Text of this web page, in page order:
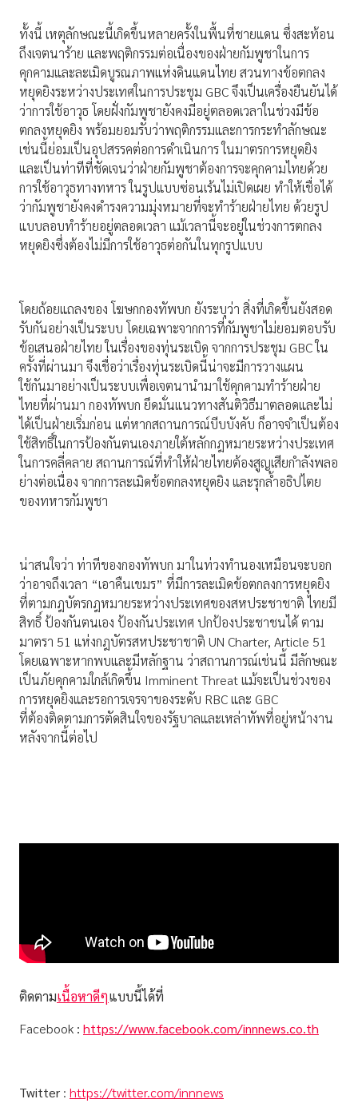
ทั้งนี้ เหตุลักษณะนี้เกิดขึ้นหลายครั้งในพื้นที่ชายแดน ซึ่งสะท้อน
ถึงเจตนาร้าย และพฤติกรรมต่อเนื่องของฝ่ายกัมพูชาในการ
คุกคามและละเมิดบูรณภาพแห่งดินแดนไทย สวนทางข้อตกลง
หยุดยิงระหว่างประเทศในการประชุม GBC จึงเป็นเครื่องยืนยันได้
ว่าการใช้อาวุธ โดยฝั่งกัมพูชายังคงมีอยู่ตลอดเวลาในช่วงมีข้อ
ตกลงหยุดยิง พร้อมยอมรับว่าพฤติกรรมและการกระทำลักษณะ
เช่นนี้ย่อมเป็นอุปสรรคต่อการดำเนินการ ในมาตรการหยุดยิง
และเป็นท่าทีที่ชัดเจนว่าฝ่ายกัมพูชาต้องการจะคุกคามไทยด้วย
การใช้อาวุธทางทหาร ในรูปแบบซ่อนเร้นไม่เปิดเผย ทำให้เชื่อได้
ว่ากัมพูชายังคงดำรงความมุ่งหมายที่จะทำร้ายฝ่ายไทย ด้วยรูป
แบบลอบทำร้ายอยู่ตลอดเวลา แม้เวลานี้จะอยู่ในช่วงการตกลง
หยุดยิงซึ่งต้องไม่มีการใช้อาวุธต่อกันในทุกรูปแบบ
โดยถ้อยแถลงของ โฆษกกองทัพบก ยังระบุว่า สิ่งที่เกิดขึ้นยังสอด
รับกันอย่างเป็นระบบ โดยเฉพาะจากการที่กัมพูชาไม่ยอมตอบรับ
ข้อเสนอฝ่ายไทย ในเรื่องของทุ่นระเบิด จากการประชุม GBC ใน
ครั้งที่ผ่านมา จึงเชื่อว่าเรื่องทุ่นระเบิดนี้น่าจะมีการวางแผน
ใช้กันมาอย่างเป็นระบบเพื่อเจตนานำมาใช้คุกคามทำร้ายฝ่าย
ไทยที่ผ่านมา กองทัพบก ยึดมั่นแนวทางสันติวิธีมาตลอดและไม่
ได้เป็นฝ่ายเริ่มก่อน แต่หากสถานการณ์บีบบังคับ ก็อาจจำเป็นต้อง
ใช้สิทธิ์ในการป้องกันตนเองภายใต้หลักกฎหมายระหว่างประเทศ
ในการคลี่คลาย สถานการณ์ที่ทำให้ฝ่ายไทยต้องสูญเสียกำลังพลอ
ย่างต่อเนื่อง จากการละเมิดข้อตกลงหยุดยิง และรุกล้ำอธิปไตย
ของทหารกัมพูชา
น่าสนใจว่า ท่าทีของกองทัพบก มาในท่วงทำนองเหมือนจะบอก
ว่าอาจถึงเวลา “เอาคืนเขมร” ที่มีการละเมิดข้อตกลงการหยุดยิง
ที่ตามกฎบัตรกฎหมายระหว่างประเทศของสหประชาชาติ ไทยมี
สิทธิ์ ป้องกันตนเอง ป้องกันประเทศ ปกป้องประชาชนได้ ตาม
มาตรา 51 แห่งกฎบัตรสหประชาชาติ UN Charter, Article 51
โดยเฉพาะหากพบและมีหลักฐาน ว่าสถานการณ์เช่นนี้ มีลักษณะ
เป็นภัยคุกคามใกล้เกิดขึ้น Imminent Threat แม้จะเป็นช่วงของ
การหยุดยิงและรอการเจรจาของระดับ RBC และ GBC
ที่ต้องติดตามการตัดสินใจของรัฐบาลและเหล่าทัพที่อยู่หน้างาน
หลังจากนี้ต่อไป
ติดตามเนื้อหาดีๆแบบนี้ได้ที่
Facebook : https://www.facebook.com/innnews.co.th
Twitter : https://twitter.com/innnews